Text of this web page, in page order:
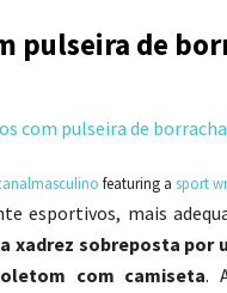
pulseira de
featuring a sport
esportivos, mais
xadrez sobreposta por
com camiseta.